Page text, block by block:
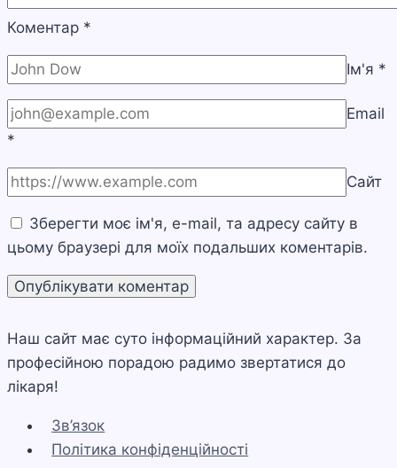
Коментар *
Ім'я *
Email
*
Сайт
Зберегти моє ім'я, e-mail, та адресу сайту в
цьому браузері для моїх подальших коментарів.
Наш сайт має суто інформаційний характер. За
професійною порадою радимо звертатися до
лікаря!
Зв’язок
Політика конфіденційності